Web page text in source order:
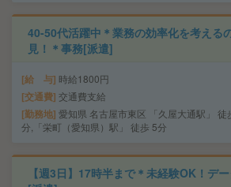
40-50代活躍中＊業務の効率化を考える
見！＊事務[派遣]
給 与 時給1800円
交通費 交通費支給
勤務地 愛知県 名古屋市東区 「久屋大通駅」 徒
分,「栄町（愛知県）駅」 徒歩 5分
【週3日】17時半まで＊未経験OK！デ